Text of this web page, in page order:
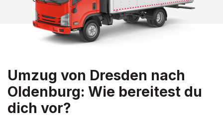
Umzug von Dresden nach
Oldenburg: Wie bereitest du
dich vor?